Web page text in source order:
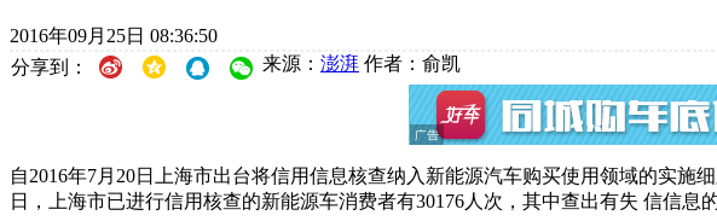
2016年09月25日 08:36:50
分享到：
来源： 澎湃 作者：俞凯
自2016年7月20日上海市出台将信用信息核查纳入新能源汽车购买使用领域的实
日，上海市已进行信用核查的新能源车消费者有30176人次，其中查出有失 信信息